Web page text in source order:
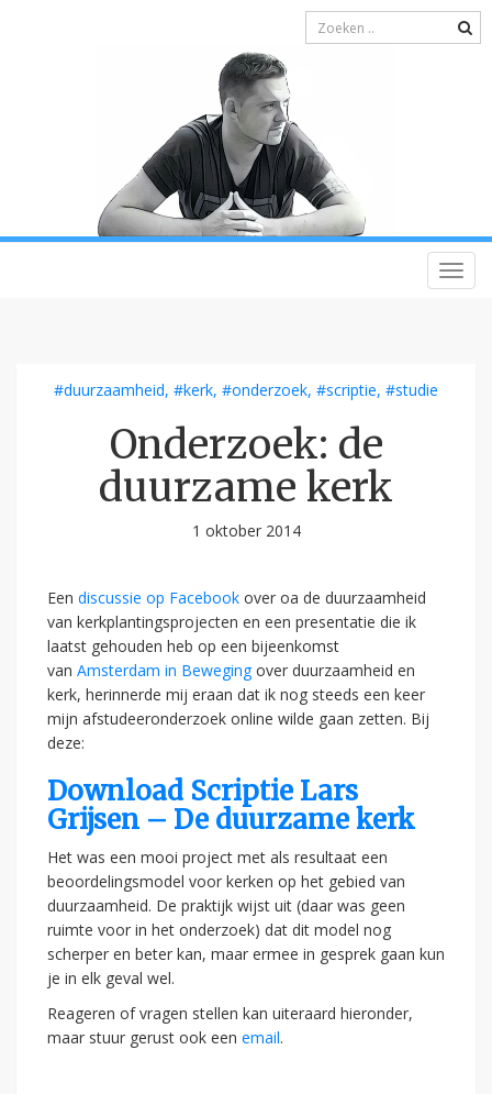
#duurzaamheid, #kerk, #onderzoek, #scriptie, #studie
Onderzoek: de
duurzame kerk
1 oktober 2014
Een discussie op Facebook over oa de duurzaamheid
van kerkplantingsprojecten en een presentatie die ik
laatst gehouden heb op een bijeenkomst
van Amsterdam in Bewegingover duurzaamheid en
kerk, herinnerde mij eraan dat ik nog steeds een keer
mijn afstudeeronderzoek online wilde gaan zetten. Bij
deze:
Download Scriptie Lars
Grijsen – De duurzame kerk
Het was een mooi project met als resultaat een
beoordelingsmodel voor kerken op het gebied van
duurzaamheid. De praktijk wijst uit (daar was geen
ruimte voor in het onderzoek) dat dit model nog
scherper en beter kan, maar ermee in gesprek gaan kun
je in elk geval wel.
Reageren of vragen stellen kan uiteraard hieronder,
maar stuur gerust ook een email.